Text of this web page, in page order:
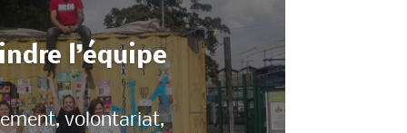
l’équipe
volontariat,